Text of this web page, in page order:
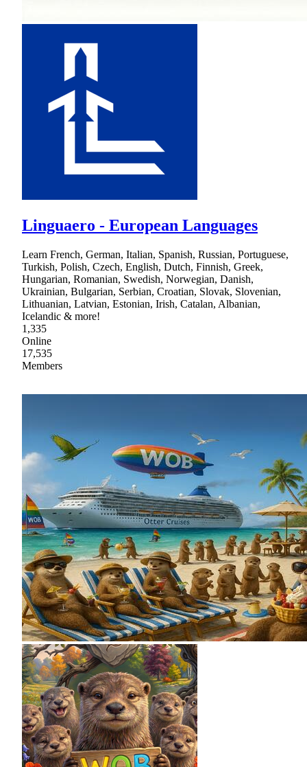
Linguaero - European Languages
Learn French, German, Italian, Spanish, Russian, Portuguese,
Turkish, Polish, Czech, English, Dutch, Finnish, Greek,
Hungarian, Romanian, Swedish, Norwegian, Danish,
Ukrainian, Bulgarian, Serbian, Croatian, Slovak, Slovenian,
Lithuanian, Latvian, Estonian, Irish, Catalan, Albanian,
Icelandic & more!
1,335
Online
17,535
Members